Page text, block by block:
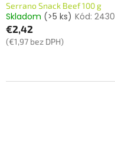
Serrano Snack Beef 100 g
Skladom (>5 ks) Kód: 2430
€2,42
(€1,97 bez DPH)